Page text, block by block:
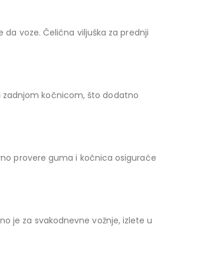
voze. Čelična viljuška za prednji
zadnjom kočnicom, što dodatno
provere guma i kočnica osiguraće
je za svakodnevne vožnje, izlete u